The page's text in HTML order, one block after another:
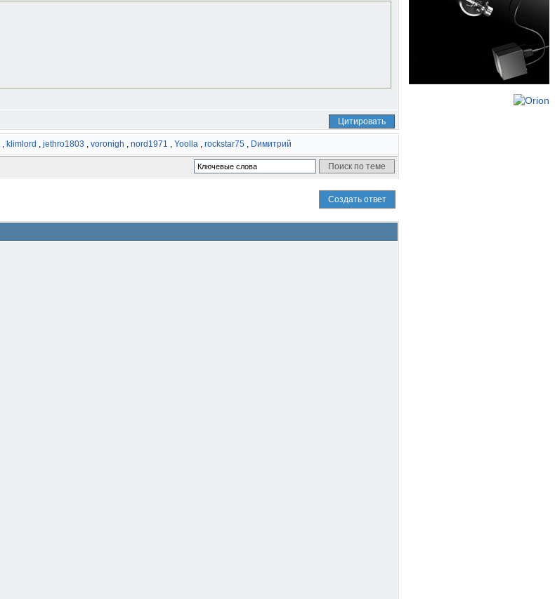
Цитировать
, klimlord , jethro1803 , voronigh , nord1971 , Yoolla , rockstar75 , Dимитрий
Создать ответ